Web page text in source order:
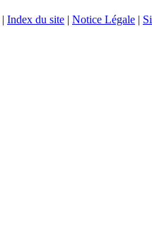
| Index du site | Notice Légale |